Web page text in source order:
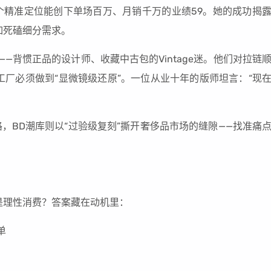
准定位能创下单场百万、月销千万的业绩59。她的成功揭露
磕细分需求。
背惯正品的设计师、收藏中古包的Vintage迷。他们对拉链顺
必须做到“显微镜级还原”。一位从业十年的版师坦言：“现在
BD潮库则以“过验级复刻”撕开奢侈品市场的缝隙——找准痛点
性消费？答案藏在动机里：